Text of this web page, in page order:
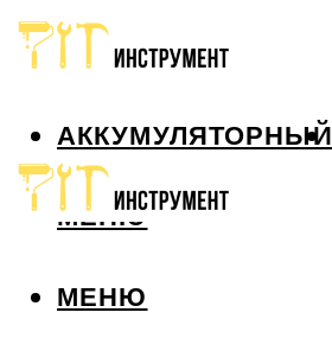
АККУМУЛЯТОРНЫЙ
МЕНЮ
МЕНЮ